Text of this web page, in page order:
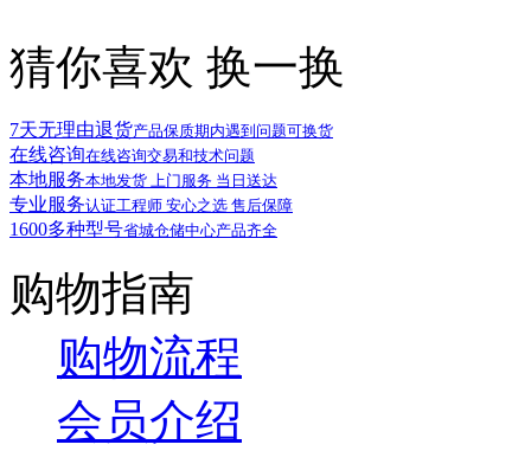
猜你喜欢 换一换
7天无理由退货产品保质期内遇到问题可换货
在线咨询在线咨询交易和技术问题
本地服务本地发货 上门服务 当日送达
专业服务认证工程师 安心之选 售后保障
1600多种型号省城仓储中心产品齐全
购物指南
购物流程
会员介绍